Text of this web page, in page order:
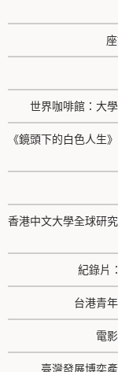
世界咖啡館：大
《鏡頭下的白色人生
香港中文大學全球研
紀錄片
台港青
電
臺灣發展博奕